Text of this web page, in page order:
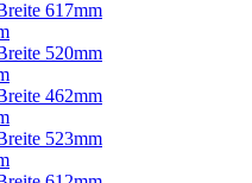
617mm
520mm
462mm
523mm